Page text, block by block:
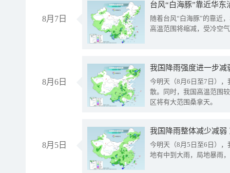
8月7日
台风“白海豚”靠近华
随着台风“白海豚”的靠近
高温范围将缩减，受冷空
8月6日
今明天（8月6日至7日）
散。同时，我国高温范围
区将有大范围桑拿天。
8月5日
我国降雨整体减少减弱
今明天（8月5日至6日）
地有中到大雨，局地暴雨